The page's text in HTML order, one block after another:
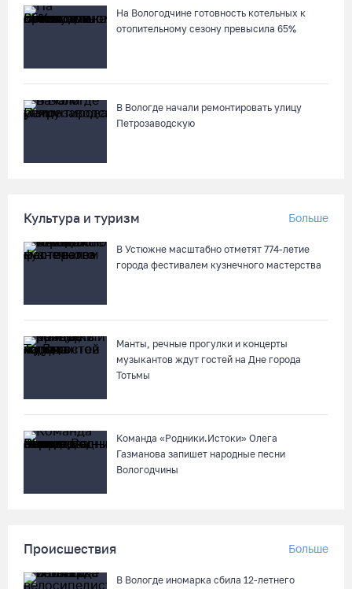
мотоциклиста и его пассажира
Кириллов станет новой столицей «Серебряного ожерелья» в
свой 250-летний юбилей
07.08.26 / 13:36
Череповецкая пенсионерка продала украшения и лишилась
более полумиллиона рублей
Мебель и оборудование закупаются для Сперовского ФАПа в
Вытегорском округе
На Вологодчине готовность котельных к
отопительному сезону превысила 65%
В Вологде начали ремонтировать улицу
Петрозаводскую
Культура и туризм Больше
В Устюжне масштабно отметят 774-летие
города фестивалем кузнечного мастерства
Манты, речные прогулки и концерты
музыкантов ждут гостей на Дне города
Тотьмы
Команда «Родники.Истоки» Олега
Газманова запишет народные песни
Вологодчины
Происшествия Больше
В Вологде иномарка сбила 12-летнего